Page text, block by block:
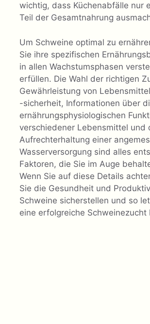
wichtig, dass Küchenabfälle nur
Teil der Gesamtnahrung
Um Schweine optimal zu
Sie ihre spezifischen
in allen Wachstumsphasen
erfüllen. Die Wahl der richtigen
Gewährleistung von
-sicherheit, Informationen über
ernährungsphysiologischen
verschiedener Lebensmittel und
Aufrechterhaltung einer
Wasserversorgung sind alles
Faktoren, die Sie im Auge
Wenn Sie auf diese Details
Sie die Gesundheit und
Schweine sicherstellen und so
eine erfolgreiche Schweinezucht